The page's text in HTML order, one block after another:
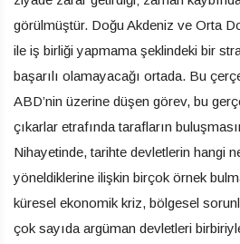
görülmüştür. Doğu Akdeniz ve Orta
ile iş birliği yapmama şeklindeki bir
başarılı olamayacağı ortada. Bu
ABD’nin üzerine düşen görev, bu
çıkarlar etrafında tarafların
Nihayetinde, tarihte devletlerin hangi
yöneldiklerine ilişkin birçok örnek
küresel ekonomik kriz, bölgesel
çok sayıda argüman devletleri